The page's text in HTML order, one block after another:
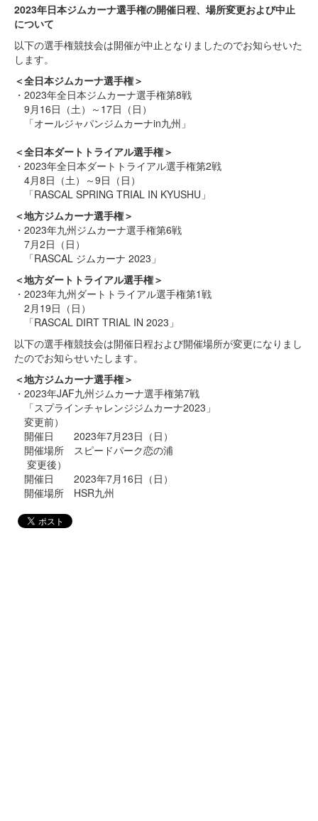
2023年日本ジムカーナ選手権の開催日程、場所変更および中止
について
以下の選手権競技会は開催が中止となりましたのでお知らせいた
します。
＜全日本ジムカーナ選手権＞
・2023年全日本ジムカーナ選手権第8戦
9月16日（土）～17日（日）
「オールジャパンジムカーナin九州」
＜全日本ダートトライアル選手権＞
・2023年全日本ダートトライアル選手権第2戦
4月8日（土）～9日（日）
「RASCAL SPRING TRIAL IN KYUSHU」
＜地方ジムカーナ選手権＞
・2023年九州ジムカーナ選手権第6戦
7月2日（日）
「RASCAL ジムカーナ 2023」
＜地方ダートトライアル選手権＞
・2023年九州ダートトライアル選手権第1戦
2月19日（日）
「RASCAL DIRT TRIAL IN 2023」
以下の選手権競技会は開催日程および開催場所が変更になりまし
たのでお知らせいたします。
＜地方ジムカーナ選手権＞
・2023年JAF九州ジムカーナ選手権第7戦
「スプラインチャレンジジムカーナ2023」
変更前）
開催日 2023年7月23日（日）
開催場所 スピードパーク恋の浦
変更後）
開催日 2023年7月16日（日）
開催場所 HSR九州